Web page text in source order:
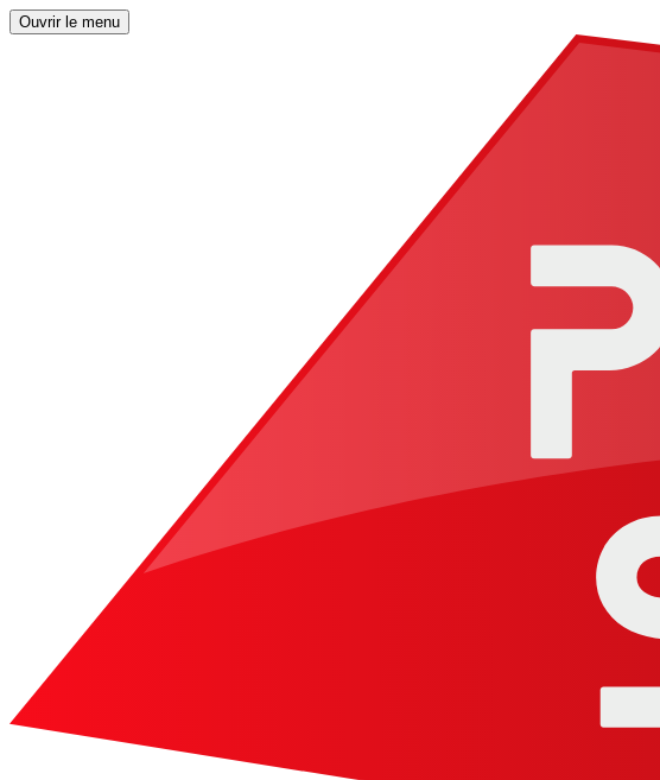
Ouvrir le menu